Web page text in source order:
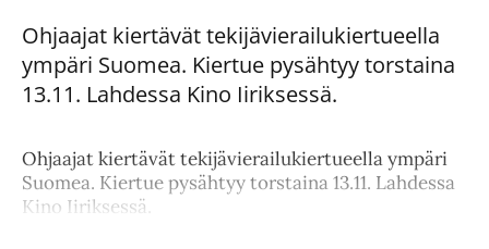
Ohjaajat kiertävät tekijävierailukiertueella
ympäri Suomea. Kiertue pysähtyy torstaina
13.11. Lahdessa Kino Iiriksessä.
Ohjaajat kiertävät tekijävierailukiertueella ympäri
Suomea. Kiertue pysähtyy torstaina 13.11. Lahdessa
Kino Iiriksessä.